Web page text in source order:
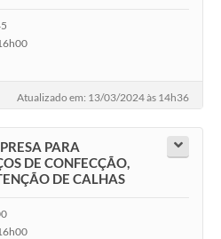
Atualizado em: 13/03/2024 às 14h36
PARA
DE CONFECÇÃO,
DE CALHAS